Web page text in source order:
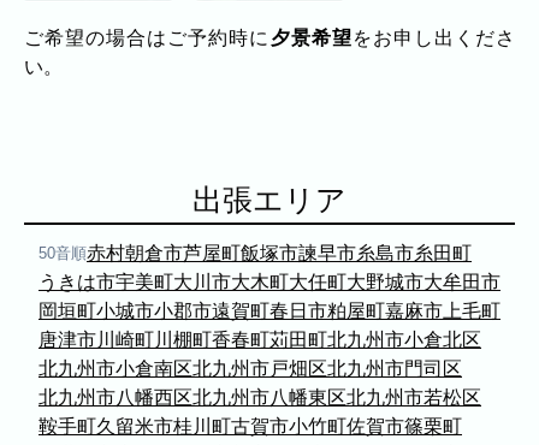
ご希望の場合はご予約時に 夕景希望をお申し出くださ
い。
出張エリア
50音順赤村朝倉市芦屋町飯塚市諫早市糸島市糸田町
うきは市宇美町大川市大木町大任町大野城市大牟田市
岡垣町小城市小郡市遠賀町春日市粕屋町嘉麻市 上毛町
唐津市川崎町川棚町香春町苅田町北九州市小倉北区
北九州市小倉南区北九州市戸畑区北九州市門司区
北九州市八幡西区北九州市八幡東区北九州市若松区
鞍手町久留米市桂川町古賀市小竹町佐賀市篠栗町